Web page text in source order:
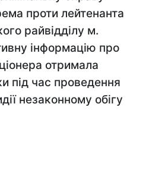
проти лейтенанта
райвідділу м.
інформацію про
отримала
під час проведення
незаконному обігу